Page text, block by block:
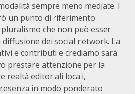
sempre meno mediate. I
un punto di riferimento
che non può esser
dei social network. La
e contributi e crediamo sarà
prestare attenzione per la
realtà editoriali locali,
in modo ponderato